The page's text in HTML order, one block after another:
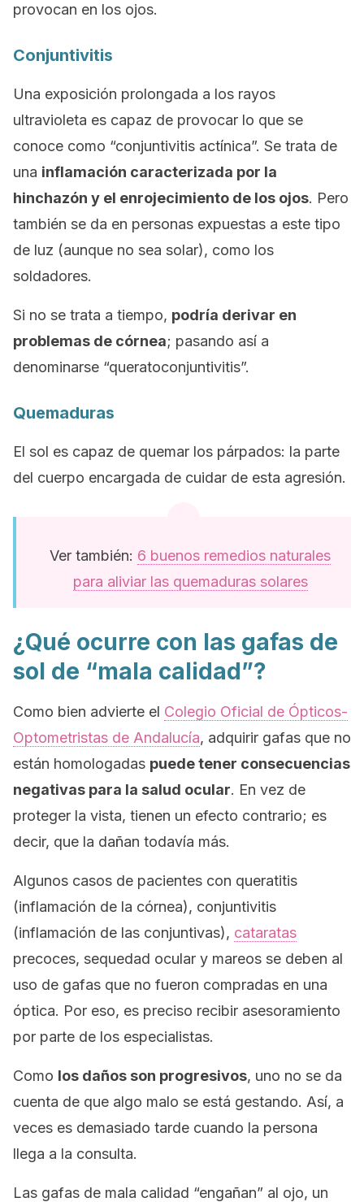
provocan en los ojos.
Conjuntivitis
Una exposición prolongada a los rayos
ultravioleta es capaz de provocar lo que se
conoce como “conjuntivitis actínica”. Se trata de
una inflamación caracterizada por la
hinchazón y el enrojecimiento de los ojos. Pero
también se da en personas expuestas a este tipo
de luz (aunque no sea solar), como los
soldadores.
Si no se trata a tiempo, podría derivar en
problemas de córnea; pasando así a
denominarse “queratoconjuntivitis”.
Quemaduras
El sol es capaz de quemar los párpados: la parte
del cuerpo encargada de cuidar de esta agresión.
Ver también: 6 buenos remedios naturales
para aliviar las quemaduras solares
¿Qué ocurre con las gafas de
sol de “mala calidad”?
Como bien advierte el Colegio Oficial de Ópticos-
Optometristas de Andalucía, adquirir gafas que no
están homologadas puede tener consecuencias
negativas para la salud ocular. En vez de
proteger la vista, tienen un efecto contrario; es
decir, que la dañan todavía más.
Algunos casos de pacientes con queratitis
(inflamación de la córnea), conjuntivitis
(inflamación de las conjuntivas), cataratas
precoces, sequedad ocular y mareos se deben al
uso de gafas que no fueron compradas en una
óptica. Por eso, es preciso recibir asesoramiento
por parte de los especialistas.
Como los daños son progresivos, uno no se da
cuenta de que algo malo se está gestando. Así, a
veces es demasiado tarde cuando la persona
llega a la consulta.
Las gafas de mala calidad “engañan” al ojo, un